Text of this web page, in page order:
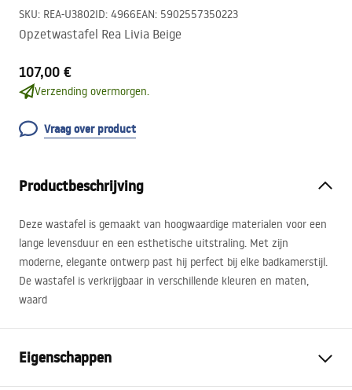
SKU: REA-U3802ID: 4966EAN: 5902557350223
Opzetwastafel Rea Livia Beige
107,00 €
Verzending overmorgen.
Vraag over product
Productbeschrijving
Deze wastafel is gemaakt van hoogwaardige materialen voor een
lange levensduur en een esthetische uitstraling. Met zijn
moderne, elegante ontwerp past hij perfect bij elke badkamerstijl.
De wastafel is verkrijgbaar in verschillende kleuren en maten,
waard
Eigenschappen